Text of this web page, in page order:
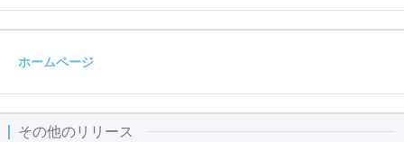
ホームページ
その他のリリース